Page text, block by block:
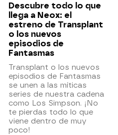
Descubre todo lo que
llega a Neox: el
estreno de Transplant
o los nuevos
episodios de
Fantasmas
Transplant o los nuevos
episodios de Fantasmas
se unen a las míticas
series de nuestra cadena
como Los Simpson. ¡No
te pierdas todo lo que
viene dentro de muy
poco!